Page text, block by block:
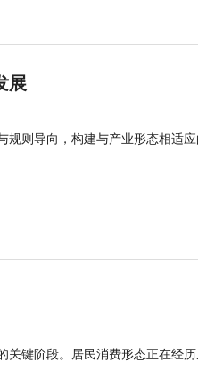
展
则导向，构建与产业形态相适
关键阶段。居民消费形态正在经